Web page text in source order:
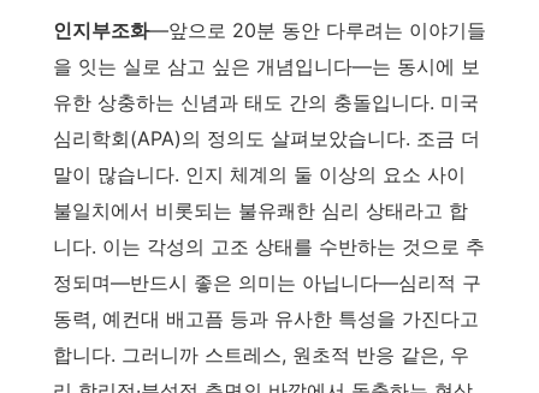
인지부조화—앞으로 20분 동안 다루려는 이야기들
을 잇는 실로 삼고 싶은 개념입니다—는 동시에 보
유한 상충하는 신념과 태도 간의 충돌입니다. 미국
심리학회(APA)의 정의도 살펴보았습니다. 조금 더
말이 많습니다. 인지 체계의 둘 이상의 요소 사이
불일치에서 비롯되는 불유쾌한 심리 상태라고 합
니다. 이는 각성의 고조 상태를 수반하는 것으로 추
정되며—반드시 좋은 의미는 아닙니다—심리적 구
동력, 예컨대 배고픔 등과 유사한 특성을 가진다고
합니다. 그러니까 스트레스, 원초적 반응 같은, 우